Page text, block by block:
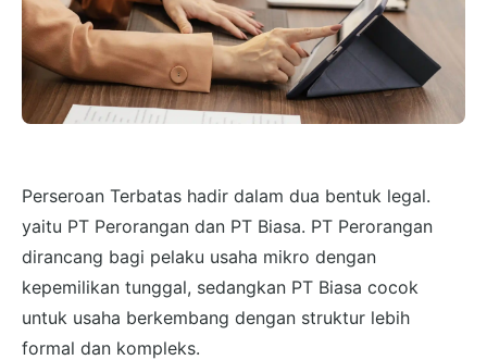
Perseroan Terbatas hadir dalam dua bentuk legal.
yaitu PT Perorangan dan PT Biasa. PT Perorangan
dirancang bagi pelaku usaha mikro dengan
kepemilikan tunggal, sedangkan PT Biasa cocok
untuk usaha berkembang dengan struktur lebih
formal dan kompleks.